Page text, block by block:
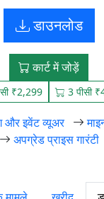
डाउनलोड
कार्ट में जोड़ें
₹2,299 3 पीसी
और इवेंट व्यूअर
अपग्रेड प्राइस गारंटी